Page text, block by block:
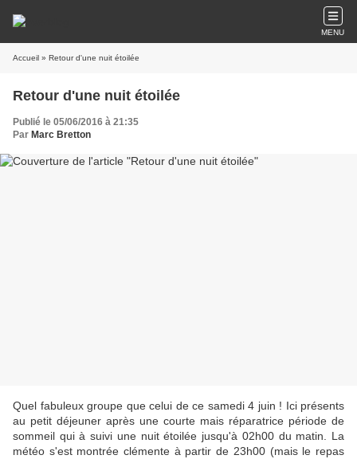
MENU
Accueil » Retour d'une nuit étoilée
Retour d'une nuit étoilée
Publié le 05/06/2016 à 21:35
Par Marc Bretton
Quel fabuleux groupe que celui de ce samedi 4 juin ! Ici présents
au petit déjeuner après une courte mais réparatrice période de
sommeil qui à suivi une nuit étoilée jusqu'à 02h00 du matin. La
météo s'est montrée clémente à partir de 23h00 (mais le repas